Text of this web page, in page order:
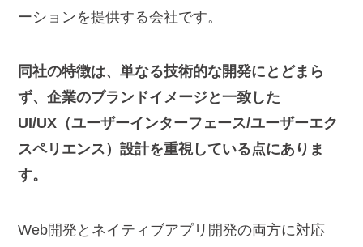
ーションを提供する会社です。
同社の特徴は、単なる技術的な開発にとどまら
ず、企業のブランドイメージと一致した
UI/UX（ユーザーインターフェース/ユーザーエク
スペリエンス）設計を重視している点にありま
す。
Web開発とネイティブアプリ開発の両方に対応